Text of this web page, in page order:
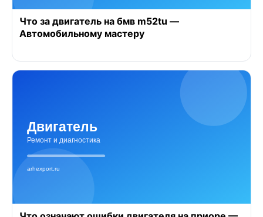
Что за двигатель на бмв m52tu —
Автомобильному мастеру